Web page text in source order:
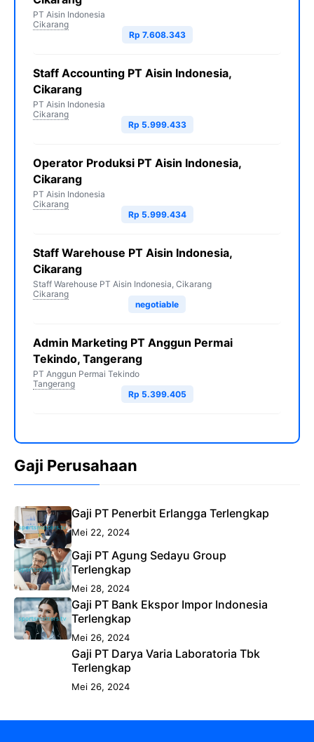
PT Aisin Indonesia
Cikarang
Rp 7.608.343
Staff Accounting PT Aisin Indonesia,
Cikarang
PT Aisin Indonesia
Cikarang
Rp 5.999.433
Operator Produksi PT Aisin Indonesia,
Cikarang
PT Aisin Indonesia
Cikarang
Rp 5.999.434
Staff Warehouse PT Aisin Indonesia,
Cikarang
Staff Warehouse PT Aisin Indonesia, Cikarang
Cikarang
negotiable
Admin Marketing PT Anggun Permai
Tekindo, Tangerang
PT Anggun Permai Tekindo
Tangerang
Rp 5.399.405
Gaji Perusahaan
Gaji PT Penerbit Erlangga Terlengkap
Mei 22, 2024
Gaji PT Agung Sedayu Group
Terlengkap
Mei 28, 2024
Gaji PT Bank Ekspor Impor Indonesia
Terlengkap
Mei 26, 2024
Gaji PT Darya Varia Laboratoria Tbk
Terlengkap
Mei 26, 2024